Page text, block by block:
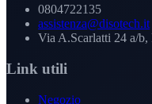
0804722135
assistenza@disotech.it
Via A.Scarlatti 24 a/
Link utili
Negozio